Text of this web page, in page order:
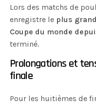
Lors des matchs de
enregistre le plus
Coupe du monde
terminé.
Prolongations et
finale
Pour les huitièmes de